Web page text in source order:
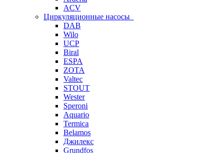
ACV
Циркуляционные насосы
DAB
Wilo
UCP
Biral
ESPA
ZOTA
Valtec
STOUT
Wester
Speroni
Aquario
Termica
Belamos
Джилекс
Grundfos